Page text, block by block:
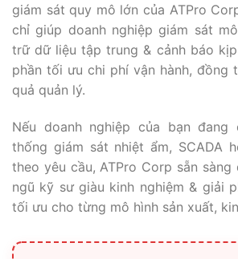
giám sát quy mô lớn của ATPro
chỉ giúp doanh nghiệp giám sát
trữ dữ liệu tập trung & cảnh báo
phần tối ưu chi phí vận hành, đồng
quả quản lý.
Nếu doanh nghiệp của bạn
thống giám sát nhiệt ẩm, SCADA
theo yêu cầu, ATPro Corp sẵn
ngũ kỹ sư giàu kinh nghiệm & giải
tối ưu cho từng mô hình sản xuất,